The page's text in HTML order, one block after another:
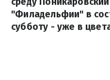
"Филадельфии" в
субботу - уже в